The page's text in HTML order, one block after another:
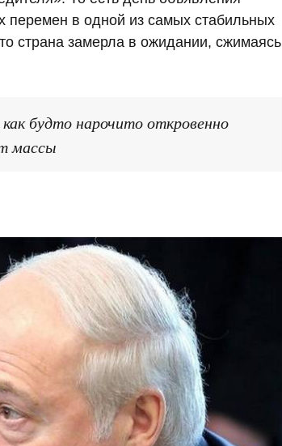
перемен в одной из самых стабильных
страна замерла в ожидании, сжимаясь
будто нарочито откровенно
массы